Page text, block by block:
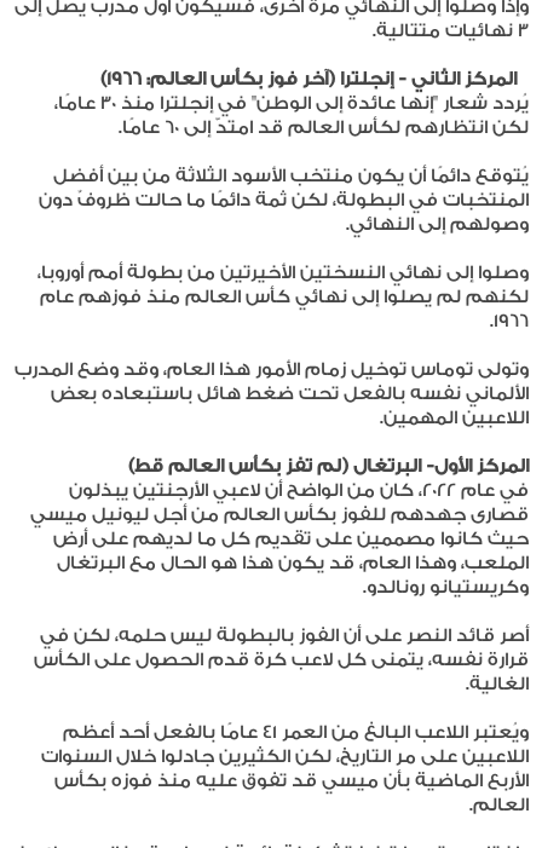
وإذا وصلوا إلى النهائي مرة أخرى، فسيكون أول مدرب يصل إلى
3 نهائيات متتالية.
المركز الثاني - إنجلترا (آخر فوز بكأس العالم: 1966)
يُردد شعار "إنها عائدة إلى الوطن" في إنجلترا منذ 30 عامًا،
لكن انتظارهم لكأس العالم قد امتدّ إلى 60 عامًا.
يُتوقع دائمًا أن يكون منتخب الأسود الثلاثة من بين أفضل
المنتخبات في البطولة، لكن ثمة دائمًا ما حالت ظروفٌ دون
وصولهم إلى النهائي.
وصلوا إلى نهائي النسختين الأخيرتين من بطولة أمم أوروبا،
لكنهم لم يصلوا إلى نهائي كأس العالم منذ فوزهم عام
1966.
وتولى توماس توخيل زمام الأمور هذا العام، وقد وضع المدرب
الألماني نفسه بالفعل تحت ضغط هائل باستبعاده بعض
اللاعبين المهمين.
المركز الأول- البرتغال (لم تفز بكأس العالم قط)
في عام 2022، كان من الواضح أن لاعبي الأرجنتين يبذلون
قصارى جهدهم للفوز بكأس العالم من أجل ليونيل ميسي
حيث كانوا مصممين على تقديم كل ما لديهم على أرض
الملعب، وهذا العام، قد يكون هذا هو الحال مع البرتغال
وكريستيانو رونالدو.
أصر قائد النصر على أن الفوز بالبطولة ليس حلمه، لكن في
قرارة نفسه، يتمنى كل لاعب كرة قدم الحصول على الكأس
الغالية.
ويُعتبر اللاعب البالغ من العمر 41 عامًا بالفعل أحد أعظم
اللاعبين على مر التاريخ، لكن الكثيرين جادلوا خلال السنوات
الأربع الماضية بأن ميسي قد تفوق عليه منذ فوزه بكأس
العالم.